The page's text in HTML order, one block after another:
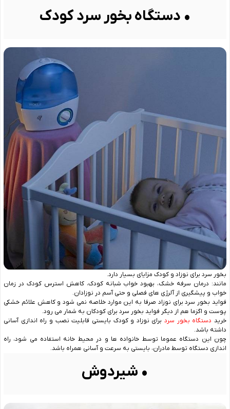
• دستگاه بخور سرد کودک
بخور سرد برای نوزاد و کودک مزایای بسیار دارد.
مانند: درمان سرفه خشک، بهبود خواب شبانه کودک، کاهش استرس کودک در زمان
خواب و پیشگیری از آلرژی‌ های فصلی و حتی آسم در نوزادان.
فواید بخور سرد برای نوزاد صرفا به این موارد خلاصه نمی ‌شود و کاهش علائم خشکی
پوست و اگزما هم از دیگر فواید بخور سرد برای کودکان به شمار می ‌رود.
خرید دستگاه بخور سردبرای نوزاد و کودک بایستی قابلیت نصب و راه اندازی آسانی
داشته باشد.
چون این دستگاه عموما توسط خانواده‌ ها و در محیط خانه استفاده می ‌شود، راه
‌اندازی دستگاه توسط مادران، بایستی به سرعت و آسانی همراه باشد.
• شیردوش